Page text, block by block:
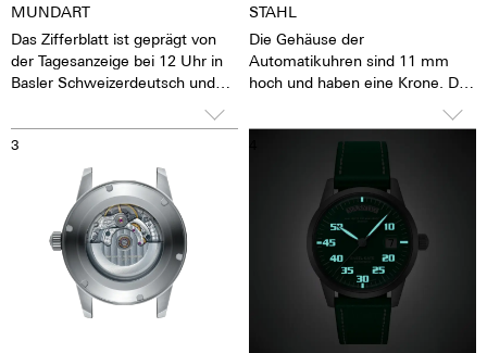
MUNDART
Das Zifferblatt ist geprägt von
der Tagesanzeige bei 12 Uhr in
Basler Schweizerdeutsch und
Uhr.
STAHL
Die Gehäuse der
Automatikuhren sind 11 mm
hoch und haben eine Krone. Die
präzise drehen, damit das
Stellen der Uhr mit großer
Leichtigkeit möglich ist. Die
Wasserdichtigkeit beträgt 5
ATM. Das bedeutet, die Uhren
können z.B. beim
Händewaschen, bei Regen,
beim Abwaschen und Duschen,
beim Autowaschen, beim
Skisport, Trekking und natürlich
Tauchen getragen werden.
3